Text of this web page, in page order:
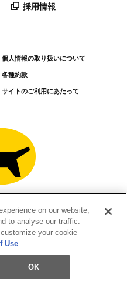
採用情報
個人情報の取り扱いについて
各種約款
サイトのご利用にあたって
All Rights Reserved.
on our website,
to analyse our traffic.
your cookie
Use
OK